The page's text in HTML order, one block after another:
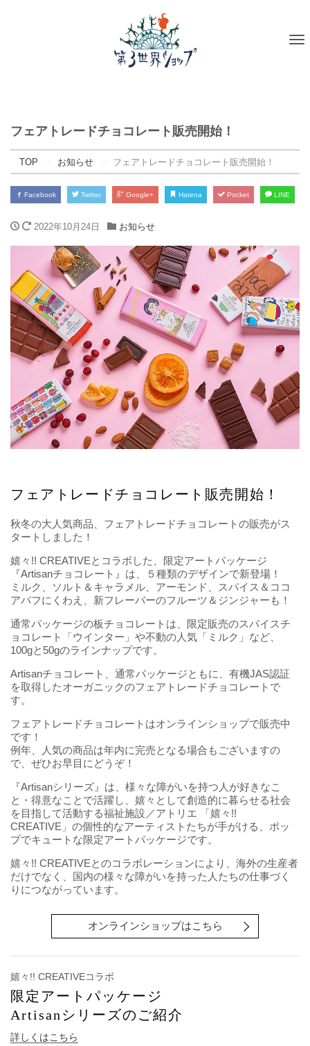
フェアトレードチョコレート販売開始！
TOP お知らせ フェアトレードチョコレート販売開始！
Facebook Twitter Google+ Hatena Pocket LINE
2022年10月24日 お知らせ
フェアトレードチョコレート販売開始！
秋冬の大人気商品、フェアトレードチョコレートの販売がス
タートしました！
嬉々!! CREATIVEとコラボした、限定アートパッケージ
『Artisanチョコレート』は、５種類のデザインで新登場！
ミルク、ソルト＆キャラメル、アーモンド、スパイス＆ココ
アパフにくわえ、新フレーバーのフルーツ＆ジンジャーも！
通常パッケージの板チョコレートは、限定販売のスパイスチ
ョコレート「ウインター」や不動の人気「ミルク」など、
100gと50gのラインナップです。
Artisanチョコレート、通常パッケージともに、有機JAS認証
を取得したオーガニックのフェアトレードチョコレートで
す。
フェアトレードチョコレートはオンラインショップで販売中
です！
例年、人気の商品は年内に完売となる場合もございますの
で、ぜひお早目にどうぞ！
『Artisanシリーズ』は、様々な障がいを持つ人が好きなこ
と・得意なことで活躍し、嬉々として創造的に暮らせる社会
を目指して活動する福祉施設／アトリエ 「嬉々!!
CREATIVE」の個性的なアーティストたちが手がける、ポッ
プでキュートな限定アートパッケージです。
嬉々!! CREATIVEとのコラボレーションにより、海外の生産者
だけでなく、国内の様々な障がいを持った人たちの仕事づく
りにつながっています。
オンラインショップはこちら
嬉々!! CREATIVEコラボ
限定アートパッケージ
Artisanシリーズのご紹介
詳しくはこちら